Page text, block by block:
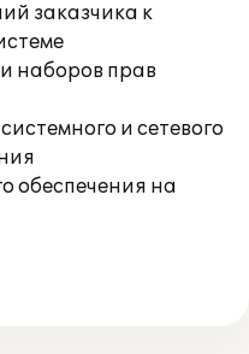
заказчика к
наборов прав
и сетевого
обеспечения на